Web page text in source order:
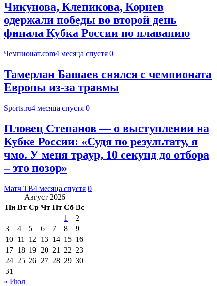
Чикунова, Клепикова, Корнев
одержали победы во второй день
финала Кубка России по плаванию
Чемпионат.com4 месяца спустя 0
Тамерлан Башаев снялся с чемпионата
Европы из-за травмы
Sports.ru4 месяца спустя 0
Пловец Степанов — о выступлении на
Кубке России: «Судя по результату, я
чмо. У меня траур, 10 секунд до отбора
– это позор»
Матч ТВ4 месяца спустя 0
Август 2026
Пн Вт Ср Чт Пт Сб Вс
1
2
3
4 5 6 7 8
9
10 11 12 13 14 15 16
17 18 19 20 21 22 23
24 25 26 27 28 29 30
31
« Июл